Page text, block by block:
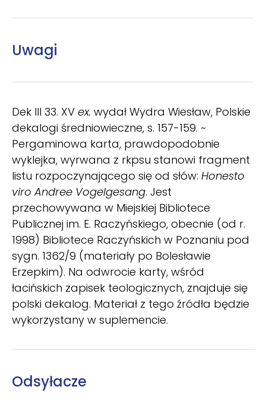
Uwagi
Dek III 33. XV ex. wydał Wydra Wiesław, Polskie
dekalogi średniowieczne, s. 157-159. ~
Pergaminowa karta, prawdopodobnie
wyklejka, wyrwana z rkpsu stanowi fragment
listu rozpoczynającego się od słów: Honesto
viro Andree Vogelgesang. Jest
przechowywana w Miejskiej Bibliotece
Publicznej im. E. Raczyńskiego, obecnie (od r.
1998) Bibliotece Raczyńskich w Poznaniu pod
sygn. 1362/9 (materiały po Bolesławie
Erzepkim). Na odwrocie karty, wśród
łacińskich zapisek teologicznych, znajduje się
polski dekalog. Materiał z tego źródła będzie
wykorzystany w suplemencie.
Odsyłacze